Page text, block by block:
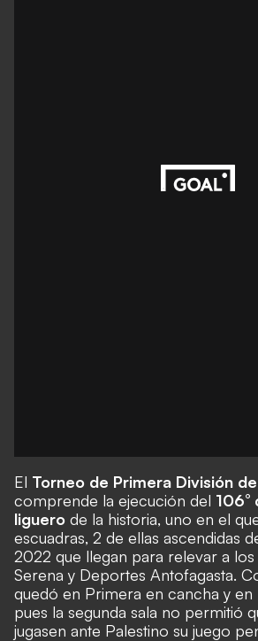
El Torneo de Primera División
comprende la ejecución del 106°
liguero de la historia, uno en el
escuadras, 2 de ellas ascendidas
2022 que llegan para relevar a
Serena y Deportes Antofagasta.
quedó en Primera en cancha y en
pues la segunda sala no permitió
jugasen ante Palestino su juego